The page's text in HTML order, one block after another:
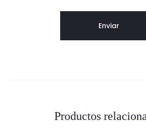
Productos